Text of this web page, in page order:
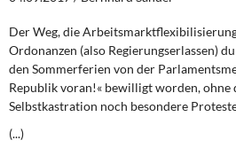
Wirtschaftspolitik
Steuer- und Finanzpolitik
Öffentliche Infrastruktur und
Der Weg, die
Ordonanzen (also Regierungserlassen)
den Sommerferien von der
Republik voran!« bewilligt worden, ohne
Selbstkastration noch besondere
(...)